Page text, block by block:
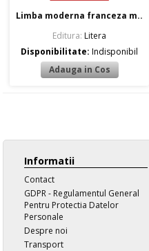
Limba moderna franceza m..
Editura: Litera
Disponibilitate:Indisponibil
Informatii
Contact
GDPR - Regulamentul General
Pentru Protectia Datelor
Personale
Despre noi
Transport